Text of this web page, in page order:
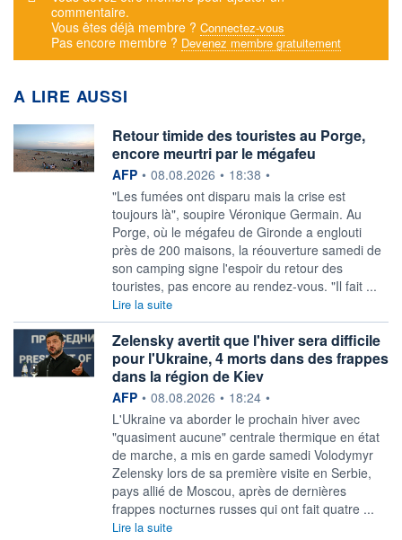
commentaire.
Vous êtes déjà membre ? Connectez-vous
Pas encore membre ? Devenez membre gratuitement
A LIRE AUSSI
Retour timide des touristes au Porge,
encore meurtri par le mégafeu
information fournie par
AFP • 08.08.2026 • 18:38 •
"Les fumées ont disparu mais la crise est
toujours là", soupire Véronique Germain. Au
Porge, où le mégafeu de Gironde a englouti
près de 200 maisons, la réouverture samedi de
son camping signe l'espoir du retour des
touristes, pas encore au rendez-vous. "Il fait ...
Lire la suite
Zelensky avertit que l'hiver sera difficile
pour l'Ukraine, 4 morts dans des frappes
dans la région de Kiev
information fournie par
AFP • 08.08.2026 • 18:24 •
L'Ukraine va aborder le prochain hiver avec
"quasiment aucune" centrale thermique en état
de marche, a mis en garde samedi Volodymyr
Zelensky lors de sa première visite en Serbie,
pays allié de Moscou, après de dernières
frappes nocturnes russes qui ont fait quatre ...
Lire la suite